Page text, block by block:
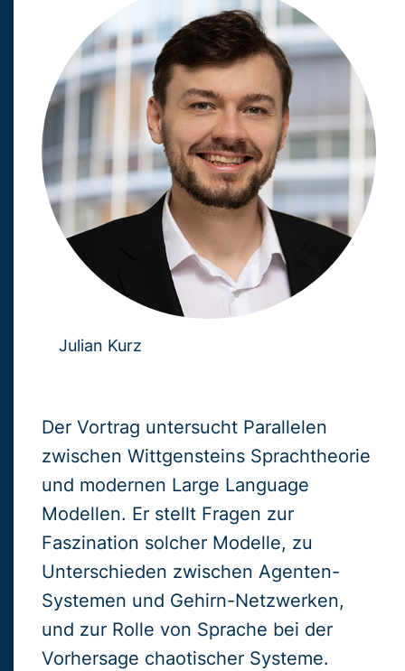
Julian Kurz
Der Vortrag untersucht Parallelen
zwischen Wittgensteins Sprachtheorie
und modernen Large Language
Modellen. Er stellt Fragen zur
Faszination solcher Modelle, zu
Unterschieden zwischen Agenten-
Systemen und Gehirn-Netzwerken,
und zur Rolle von Sprache bei der
Vorhersage chaotischer Systeme.